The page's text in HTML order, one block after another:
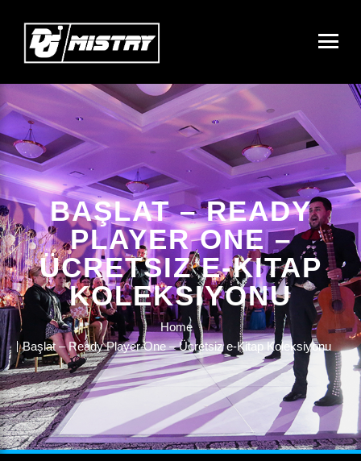
BAŞLAT – READY
PLAYER ONE –
ÜCRETSIZ E-KITAP
KOLEKSIYONU
Home
Başlat – Ready Player One – Ücretsiz e-Kitap Koleksiyonu